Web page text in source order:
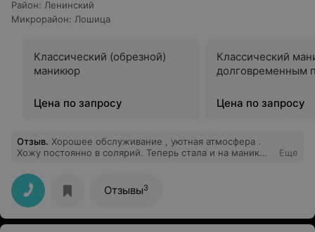
Район: Ленинский
Микрорайон: Лошица
Классический (обрезной)
маникюр
Цена по запросу
Классический
долговременным
Цена по запросу
Отзыв. Хорошее обслуживание , уютная атмосфера .
Хожу постоянно в солярий. Теперь стала и на маникюр
Еще
Отзывы3